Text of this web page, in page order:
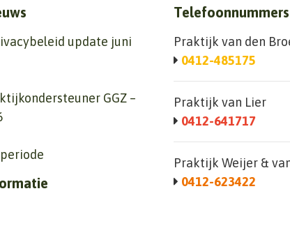
update juni
GGZ –
Telefoonnummers
Praktijk van den
0412-485175
Praktijk van Lier
0412-641717
Praktijk Weijer &
0412-623422